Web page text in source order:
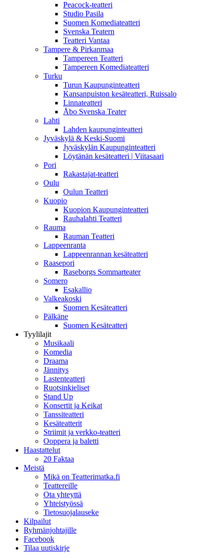
Peacock-teatteri
Studio Pasila
Suomen Komediateatteri
Svenska Teatern
Teatteri Vantaa
Tampere & Pirkanmaa
Tampereen Teatteri
Tampereen Komediateatteri
Turku
Turun Kaupunginteatteri
Kansanpuiston kesäteatteri, Ruissalo
Linnateatteri
Åbo Svenska Teater
Lahti
Lahden kaupunginteatteri
Jyväskylä & Keski-Suomi
Jyväskylän Kaupunginteatteri
Löytänän kesäteatteri | Viitasaari
Pori
Rakastajat-teatteri
Oulu
Oulun Teatteri
Kuopio
Kuopion Kaupunginteatteri
Rauhalahti Teatteri
Rauma
Rauman Teatteri
Lappeenranta
Lappeenrannan kesäteatteri
Raasepori
Raseborgs Sommarteater
Somero
Esakallio
Valkeakoski
Suomen Kesäteatteri
Pälkäne
Suomen Kesäteatteri
Tyylilajit
Musikaali
Komedia
Draama
Jännitys
Lastenteatteri
Ruotsinkieliset
Stand Up
Konsertit ja Keikat
Tanssiteatteri
Kesäteatterit
Striimit ja verkko-teatteri
Ooppera ja baletti
Haastattelut
20 Faktaa
Meistä
Mikä on Teatterimatka.fi
Teattereille
Ota yhteyttä
Yhteistyössä
Tietosuojalauseke
Kilpailut
Ryhmänjohtajille
Facebook
Tilaa uutiskirje